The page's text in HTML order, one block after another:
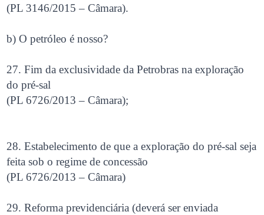
(PL 3146/2015 – Câmara).
b) O petróleo é nosso?
27. Fim da exclusividade da Petrobras na exploração
do pré-sal
(PL 6726/2013 – Câmara);
28. Estabelecimento de que a exploração do pré-sal seja
feita sob o regime de concessão
(PL 6726/2013 – Câmara)
29. Reforma previdenciária (deverá ser enviada